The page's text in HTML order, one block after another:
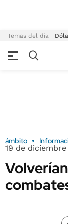
Temas del día
ámbito
19 de